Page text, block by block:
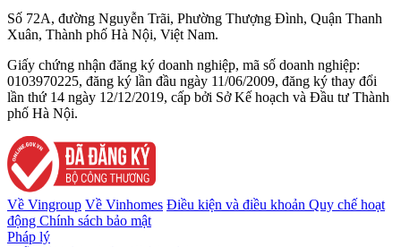
Số 72A, đường Nguyễn Trãi, Phường Thượng Đình, Quận Thanh
Xuân, Thành phố Hà Nội, Việt Nam.
Giấy chứng nhận đăng ký doanh nghiệp, mã số doanh nghiệp:
0103970225, đăng ký lần đầu ngày 11/06/2009, đăng ký thay đổi
lần thứ 14 ngày 12/12/2019, cấp bởi Sở Kế hoạch và Đầu tư Thành
phố Hà Nội.
Về Vingroup Về Vinhomes Điều kiện và điều khoản Quy chế hoạt
động Chính sách bảo mật
Pháp lý